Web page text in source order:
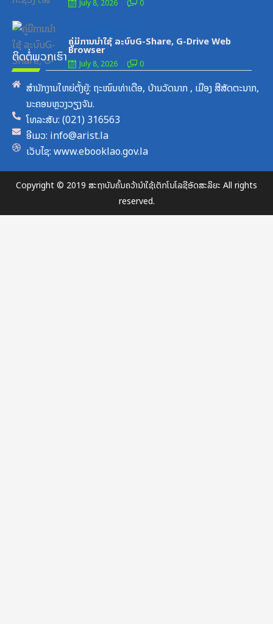
July 8, 2026 0
ຄູ່ມືການນຳໃຊ້ ລະບົບG-Share, G-Drive Web
Browser
on
July 8, 2026 0
ຕິດຕໍ່ພວກເຮົາ
ສຳນັກງານໃຫຍ່ຕັ້ງຢູ່: ຖະໜົນທ່າເດືອ, ບ້ານວັດນາກ , ເມືອງ ສີສັດຕະນາກ,
ນະຄອນຫຼວງວຽງຈັນ.
ໂທລະສັບ: (021) 316563
ອີເມວ: info@arist.la
ເວັບໄຊ: www.ebooklao.gov.la
Copyright © 2019 ສະຖາບັນຄົ້ນຄວ້ານຳໃຊ້ເຕັກໂນໂລຊີອັດສະລິຍະ All rights
reserved.